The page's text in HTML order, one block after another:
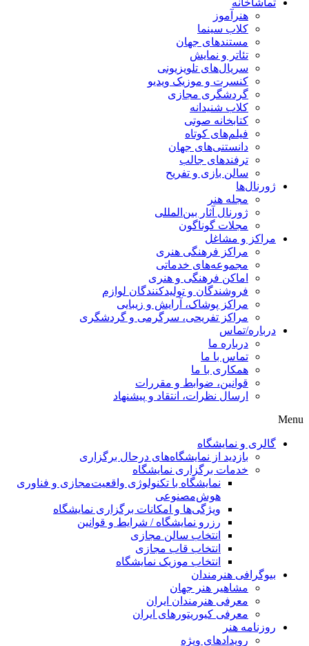
کلاب سینما
مستندهای جهان
تئاتر و نمایش
سریال‌های تلویزیونی
کنسرت و موزیک ویدیو
گردشگری مجازی
کلاب شنیدانه
کتابخانه صوتی
فیلم‌های کوتاه
دانستنی‌های جهان
ترفندهای جالب
سالن بازی و تفریح
ژورنال آثار بین‌المللی
مجلات گوناگون
و مشاغل
مراکز فرهنگی هنری
مجموعه‌های خدماتی
اماکن فرهنگی و هنری
فروشندگان و تولیدکنندگان لوازم
مراکز پوشاک، آرایش و زیبایی
مراکز تفریحی، سرگرمی و گردشگری
تماس
تماس با ما
همکاری با ما
قوانین، ضوابط و مقررات
ارسال نظرات، انتقاد و پیشنهاد
و نمایشگاه
بازدید از نمایشگاه‌های درحال برگزاری
خدمات برگزاری نمایشگاه
نمایشگاه با تکنولوژی واقعیت‌مجازی و فناوری
هوش‌مصنوعی
ویژگی‌ها و امکانات برگزاری نمایشگاه
رزرو نمایشگاه / شرایط و قوانین
انتخاب سالن مجازی
انتخاب قاب مجازی
انتخاب موزیک نمایشگاه
هنرمندان
مشاهیر هنر جهان
معرفی هنرمندان ایران
معرفی کیوریتورهای ایران
هنر
رویدادهای ویژه